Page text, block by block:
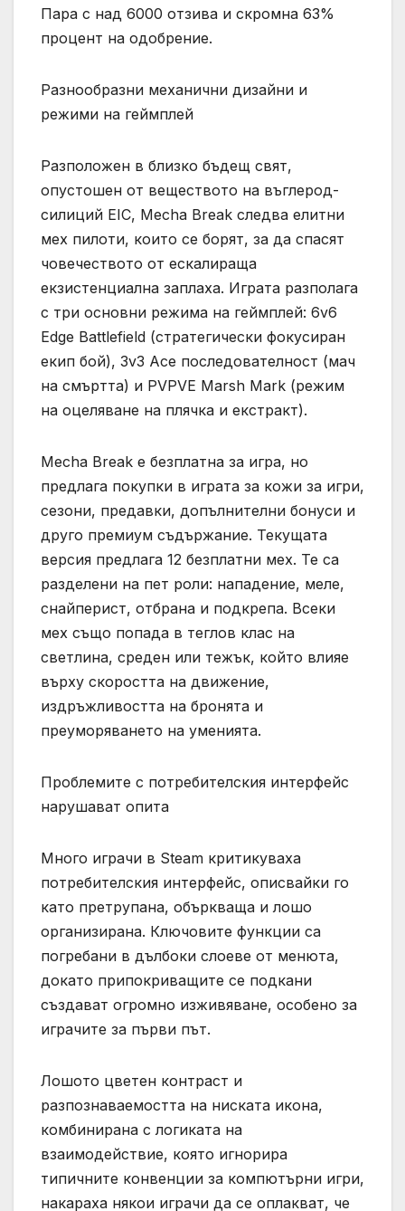
Пара с над 6000 отзива и скромна 63%
процент на одобрение.
Разнообразни механични дизайни и
режими на геймплей
Разположен в близко бъдещ свят,
опустошен от веществото на въглерод-
силиций EIC, Mecha Break следва елитни
мех пилоти, които се борят, за да спасят
човечеството от ескалираща
екзистенциална заплаха. Играта разполага
с три основни режима на геймплей: 6v6
Edge Battlefield (стратегически фокусиран
екип бой), 3v3 Ace последователност (мач
на смъртта) и PVPVE Marsh Mark (режим
на оцеляване на плячка и екстракт).
Mecha Break е безплатна за игра, но
предлага покупки в играта за кожи за игри,
сезони, предавки, допълнителни бонуси и
друго премиум съдържание. Текущата
версия предлага 12 безплатни мех. Те са
разделени на пет роли: нападение, меле,
снайперист, отбрана и подкрепа. Всеки
мех също попада в теглов клас на
светлина, среден или тежък, който влияе
върху скоростта на движение,
издръжливостта на бронята и
преуморяването на уменията.
Проблемите с потребителския интерфейс
нарушават опита
Много играчи в Steam критикуваха
потребителския интерфейс, описвайки го
като претрупана, объркваща и лошо
организирана. Ключовите функции са
погребани в дълбоки слоеве от менюта,
докато припокриващите се подкани
създават огромно изживяване, особено за
играчите за първи път.
Лошото цветен контраст и
разпознаваемостта на ниската икона,
комбинирана с логиката на
взаимодействие, която игнорира
типичните конвенции за компютърни игри,
накараха някои играчи да се оплакват, че